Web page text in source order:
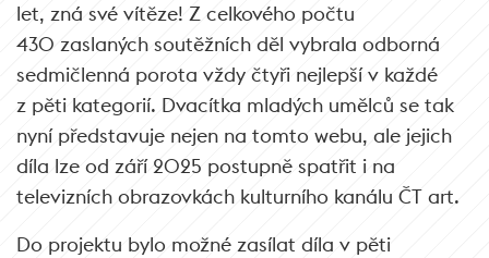
let, zná své vítěze! Z celkového počtu
430 zaslaných soutěžních děl vybrala odborná
sedmičlenná porota vždy čtyři nejlepší v každé
z pěti kategorií. Dvacítka mladých umělců se tak
nyní představuje nejen na tomto webu, ale jejich
díla lze od září 2025 postupně spatřit i na
televizních obrazovkách kulturního kanálu ČT art.
Do projektu bylo možné zasílat díla v pěti